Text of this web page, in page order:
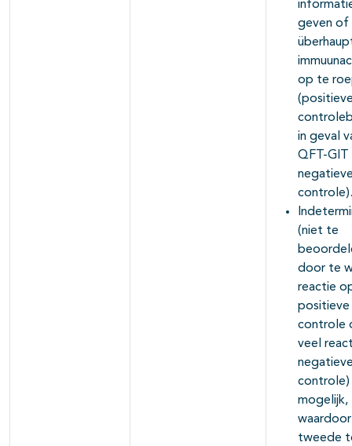
geven of
op te
in geval
QFT-GIT
controle).
(niet te
door te
reactie
positieve
controle
veel
controle)
mogelijk,
tweede